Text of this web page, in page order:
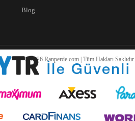
Blog
© 2026 Ranperde.com | Tüm Hakları Saklıdır.